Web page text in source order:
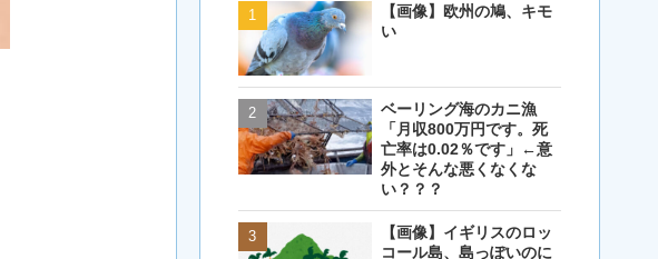
【画像】欧州の鳩、キモ
い
ベーリング海のカニ漁
「月収800万円です。死
亡率は0.02％です」←意
外とそんな悪くなくな
い？？？
【画像】イギリスのロッ
コール島、島っぽいのに
【画像】欧州の鳩、キモ
【閲覧注意・画像】毛を
剃ったコアラが怖すぎる
とワイ(35歳無職)の中で
話題に
【画像】イギリスのロッ
コール島、島っぽいのに
岩扱い